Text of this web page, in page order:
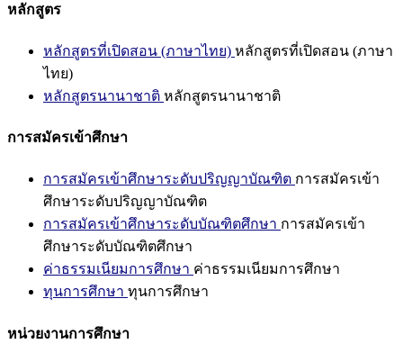
หลักสูตร
หลักสูตรที่เปิดสอน (ภาษาไทย) หลักสูตรที่เปิดสอน (ภาษา
ไทย)
หลักสูตรนานาชาติ หลักสูตรนานาชาติ
การสมัครเข้าศึกษา
การสมัครเข้าศึกษาระดับปริญญาบัณฑิต การสมัครเข้า
ศึกษาระดับปริญญาบัณฑิต
การสมัครเข้าศึกษาระดับบัณฑิตศึกษา การสมัครเข้า
ศึกษาระดับบัณฑิตศึกษา
ค่าธรรมเนียมการศึกษา ค่าธรรมเนียมการศึกษา
ทุนการศึกษา ทุนการศึกษา
หน่วยงานการศึกษา